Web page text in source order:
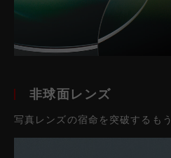
非球面レンズ
写真レンズの宿命を突破するも